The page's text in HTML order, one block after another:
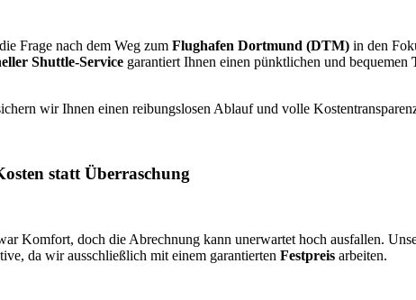
Frage nach dem Weg zum Flughafen Dortmund (DTM) in den
Shuttle-Service garantiert Ihnen einen pünktlichen und bequemen
wir Ihnen einen reibungslosen Ablauf und volle
statt Überraschung
Komfort, doch die Abrechnung kann unerwartet hoch ausfallen.
da wir ausschließlich mit einem garantierten Festpreis arbeiten.